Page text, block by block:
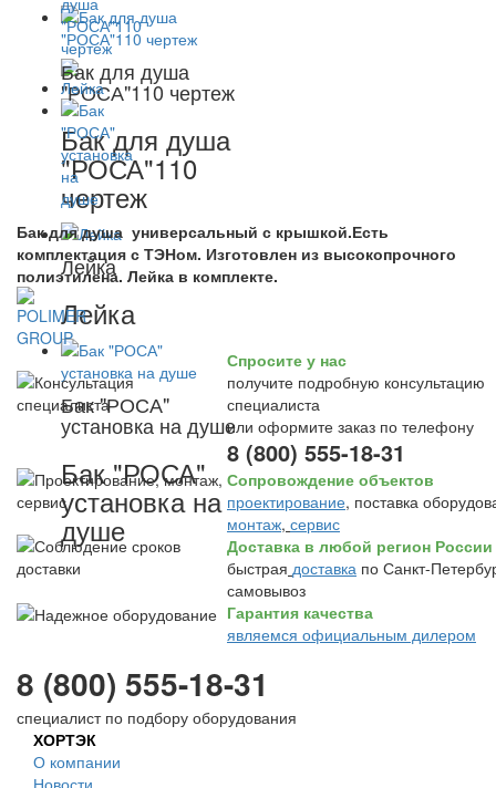
Бак для душа
"РОСА"110 чертеж
Бак для душа
"РОСА"110
чертеж
Лейка
Лейка
Бак "РОСА"
установка на душе
Бак "РОСА"
установка на
душе
Бак для душа универсальный с крышкой.Есть
комплектация с ТЭНом. Изготовлен из высокопрочного
полиэтилена. Лейка в комплекте.
Спросите у нас
получите подробную консультацию
специалиста
или оформите заказ по телефону
8 (800) 555-18-31
Сопровождение объектов
проектирование, поставка
монтаж, сервис
Доставка в любой регион России
быстрая доставка по Санкт-
самовывоз
Гарантия качества
являемся официальным дилером
8 (800) 555-18-31
специалист по подбору оборудования
ХОРТЭК
О компании
Новости